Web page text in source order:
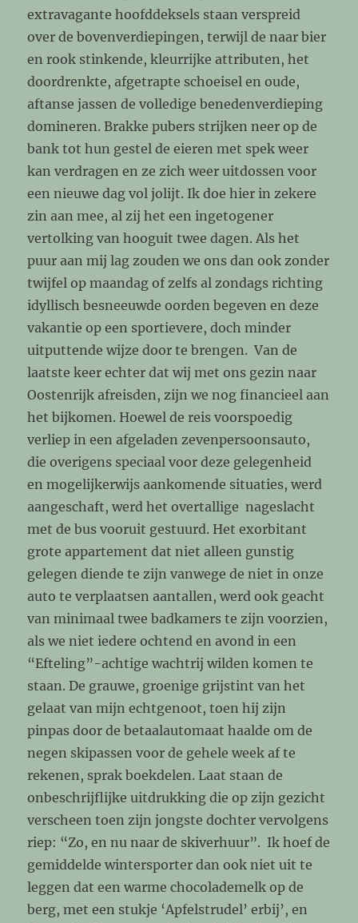
extravagante hoofddeksels staan verspreid
over de bovenverdiepingen, terwijl de naar bier
en rook stinkende, kleurrijke attributen, het
doordrenkte, afgetrapte schoeisel en oude,
aftanse jassen de volledige benedenverdieping
domineren. Brakke pubers strijken neer op de
bank tot hun gestel de eieren met spek weer
kan verdragen en ze zich weer uitdossen voor
een nieuwe dag vol jolijt. Ik doe hier in zekere
zin aan mee, al zij het een ingetogener
vertolking van hooguit twee dagen. Als het
puur aan mij lag zouden we ons dan ook zonder
twijfel op maandag of zelfs al zondags richting
idyllisch besneeuwde oorden begeven en deze
vakantie op een sportievere, doch minder
uitputtende wijze door te brengen. Van de
laatste keer echter dat wij met ons gezin naar
Oostenrijk afreisden, zijn we nog financieel aan
het bijkomen. Hoewel de reis voorspoedig
verliep in een afgeladen zevenpersoonsauto,
die overigens speciaal voor deze gelegenheid
en mogelijkerwijs aankomende situaties, werd
aangeschaft, werd het overtallige nageslacht
met de bus vooruit gestuurd. Het exorbitant
grote appartement dat niet alleen gunstig
gelegen diende te zijn vanwege de niet in onze
auto te verplaatsen aantallen, werd ook geacht
van minimaal twee badkamers te zijn voorzien,
als we niet iedere ochtend en avond in een
“Efteling”-achtige wachtrij wilden komen te
staan. De grauwe, groenige grijstint van het
gelaat van mijn echtgenoot, toen hij zijn
pinpas door de betaalautomaat haalde om de
negen skipassen voor de gehele week af te
rekenen, sprak boekdelen. Laat staan de
onbeschrijflijke uitdrukking die op zijn gezicht
verscheen toen zijn jongste dochter vervolgens
riep: “Zo, en nu naar de skiverhuur”. Ik hoef de
gemiddelde wintersporter dan ook niet uit te
leggen dat een warme chocolademelk op de
berg, met een stukje ‘Apfelstrudel’ erbij’, en